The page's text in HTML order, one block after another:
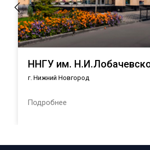
ННГУ им.
г. Нижний Новгород
Подробнее